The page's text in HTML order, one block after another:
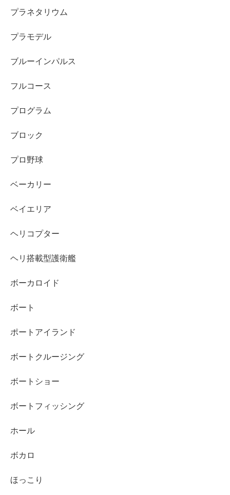
プラネタリウム
プラモデル
ブルーインパルス
フルコース
プログラム
ブロック
プロ野球
ベーカリー
ベイエリア
ヘリコプター
ヘリ搭載型護衛艦
ボーカロイド
ボート
ポートアイランド
ボートクルージング
ボートショー
ボートフィッシング
ホール
ボカロ
ほっこり